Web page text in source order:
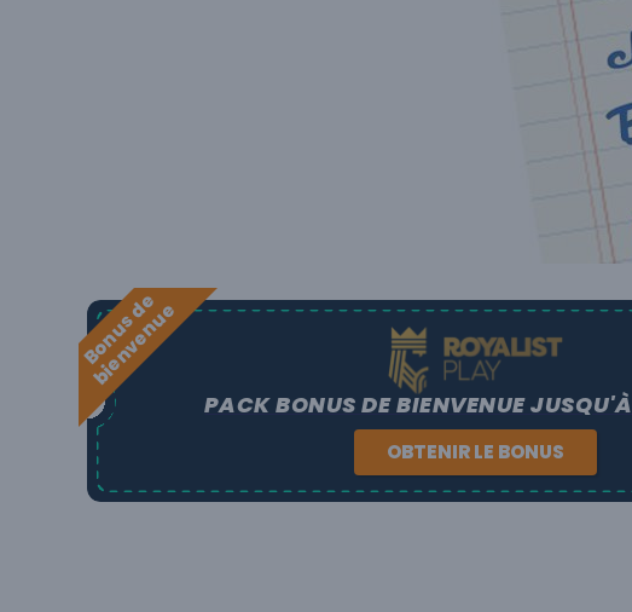
B
o
n
u
s
d
e
b
i
e
n
v
e
n
u
e
PACK BONUS DE BIENVENUE JUSQU'À
OBTENIR LE BONUS